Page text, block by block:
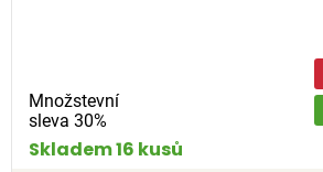
Množstevní
sleva 30%
Skladem 16 kusů